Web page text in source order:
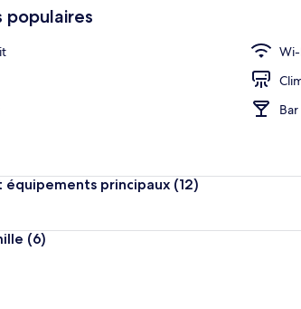
populaires
Bar
équipements principaux (12)
(6)